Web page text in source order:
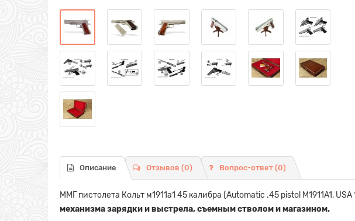
Описание Отзывов (0) Вопрос-ответ (0)
ММГ пистолета Кольт м1911а1 45 калибра (Automatic .45 pistol M1911A1,
механизма зарядки и выстрела, съемным стволом и магазином.